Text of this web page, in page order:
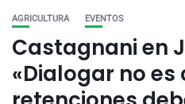
AGRICULTURA EVENTOS
Castagnani en
«Dialogar no